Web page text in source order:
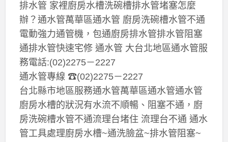
排水管 家裡廚房水槽洗碗槽排水管堵塞怎麼
辦？通水管萬華區通水管 廚房洗碗槽水管不通
電動強力通管機，包通廚房排水管排水管阻塞
通排水管快速宅修 通水管 大台北地區通水管服
務電話:(02)2275－2227
通水管專線 ☎(02)2275－2227
台北縣市地區服務通水管萬華區通水管通水管
廚房水槽的狀況有水流不順暢、阻塞不通，廚
房洗碗槽水管不通流理台堵住 流理台不通 通水
管工具處理廚房水槽~通洗臉盆~排水管阻塞~